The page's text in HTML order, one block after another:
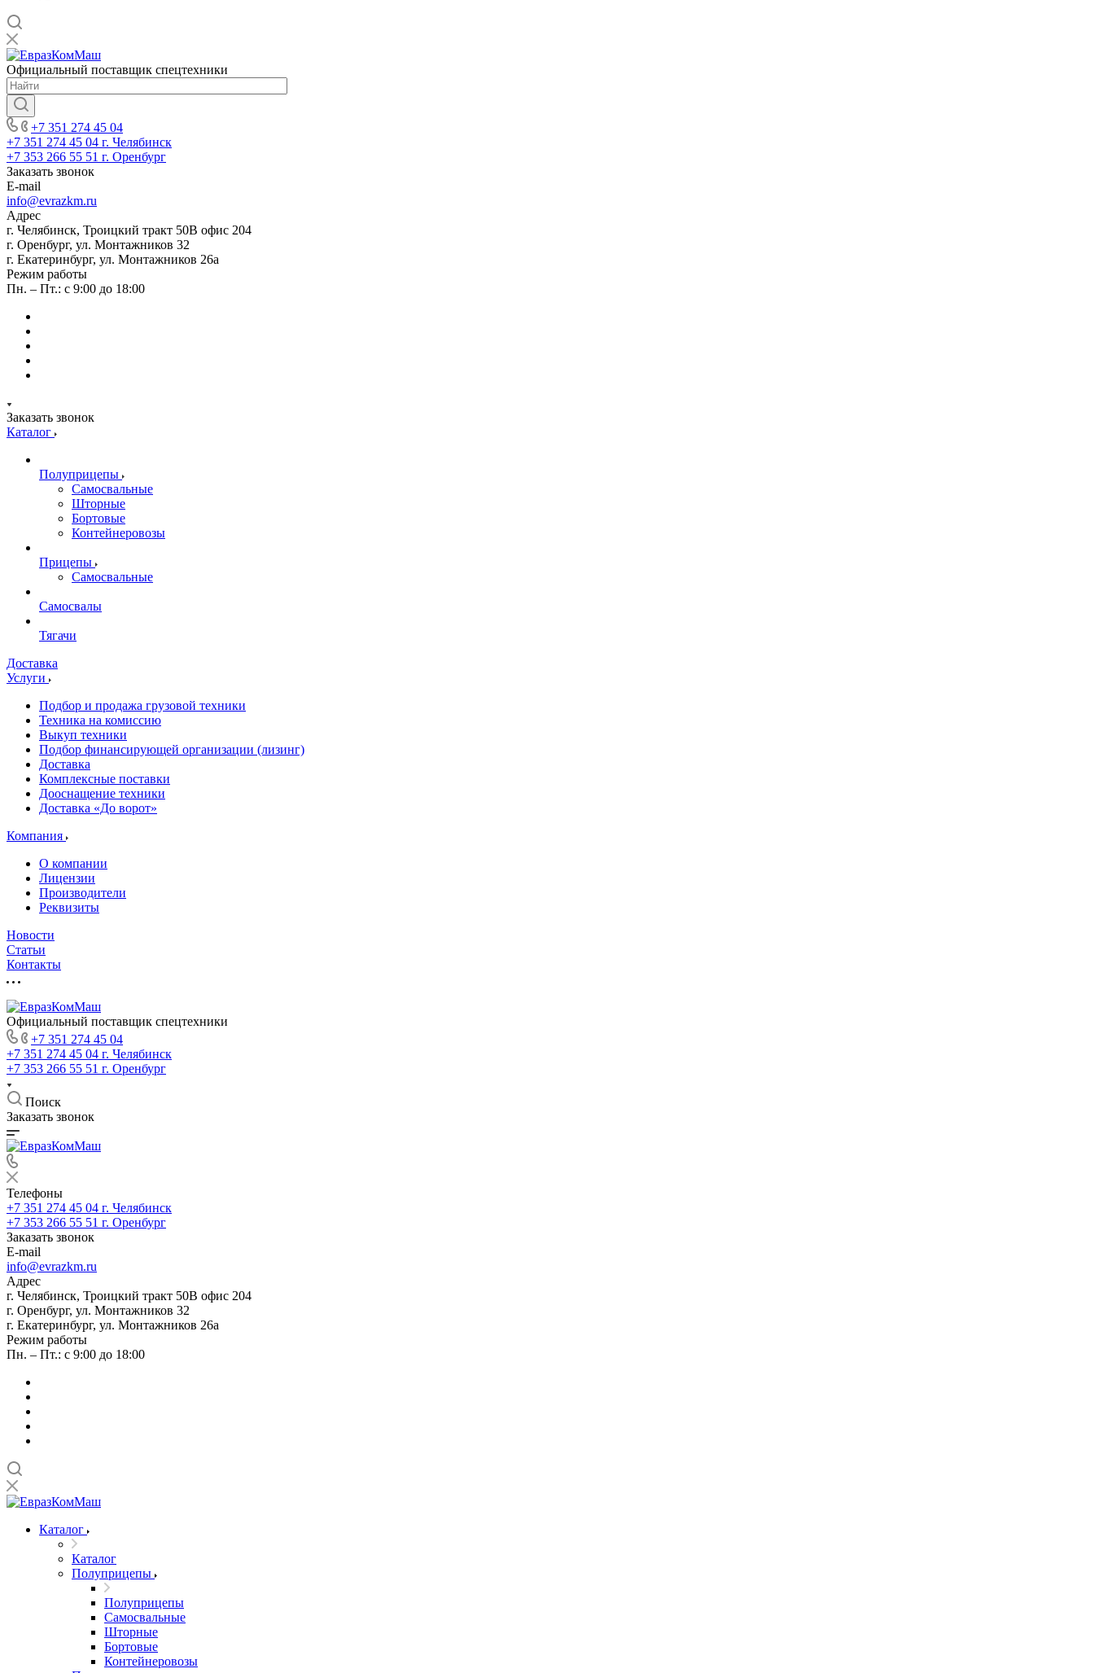
Официальный поставщик спецтехники
+7 351 274 45 04
+7 351 274 45 04 г. Челябинск
+7 353 266 55 51 г. Оренбург
Заказать звонок
E-mail
info@evrazkm.ru
Адрес
г. Челябинск, Троицкий тракт 50В офис 204
г. Оренбург, ул. Монтажников 32
г. Екатеринбург, ул. Монтажников 26а
Режим работы
Пн. – Пт.: с 9:00 до 18:00
Заказать звонок
Каталог
Полуприцепы
Самосвальные
Шторные
Бортовые
Контейнеровозы
Прицепы
Самосвальные
Самосвалы
Тягачи
Доставка
Услуги
Подбор и продажа грузовой техники
Техника на комиссию
Выкуп техники
Подбор финансирующей организации (лизинг)
Доставка
Комплексные поставки
Дооснащение техники
Доставка «До ворот»
Компания
О компании
Лицензии
Производители
Реквизиты
Новости
Статьи
Контакты
Официальный поставщик спецтехники
+7 351 274 45 04
+7 351 274 45 04 г. Челябинск
+7 353 266 55 51 г. Оренбург
Поиск
Заказать звонок
Телефоны
+7 351 274 45 04 г. Челябинск
+7 353 266 55 51 г. Оренбург
Заказать звонок
E-mail
info@evrazkm.ru
Адрес
г. Челябинск, Троицкий тракт 50В офис 204
г. Оренбург, ул. Монтажников 32
г. Екатеринбург, ул. Монтажников 26а
Режим работы
Пн. – Пт.: с 9:00 до 18:00
Каталог
Каталог
Полуприцепы
Полуприцепы
Самосвальные
Шторные
Бортовые
Контейнеровозы